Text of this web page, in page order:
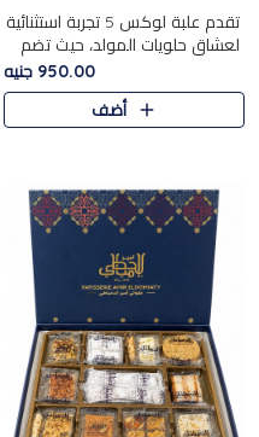
تقدم علبة لوكس 5 تجربة استثنائية
لعشاق حلويات المولد، حيث تضم
42 قطعة من تشكيلة فاخرة تجمع
بين أشهر الأصناف التقليدية وأصناف
مميزة مختارة بع..
950.00 جنيه
أضف